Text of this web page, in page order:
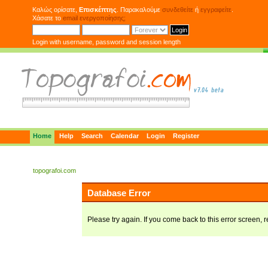
Καλώς ορίσατε, Επισκέπτης . Παρακαλούμε συνδεθείτε ή εγγραφείτε
Χάσατε το email ενεργοποίησης;
Login with username, password and session length
Home Help Search Calendar Login Register
topografoi.com
Database Error
Please try again. If you come back to this error screen,